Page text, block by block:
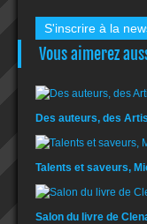
S'inscrire à la
Vous aimerez
Des auteurs, des
Talents et saveurs,
Salon du livre de